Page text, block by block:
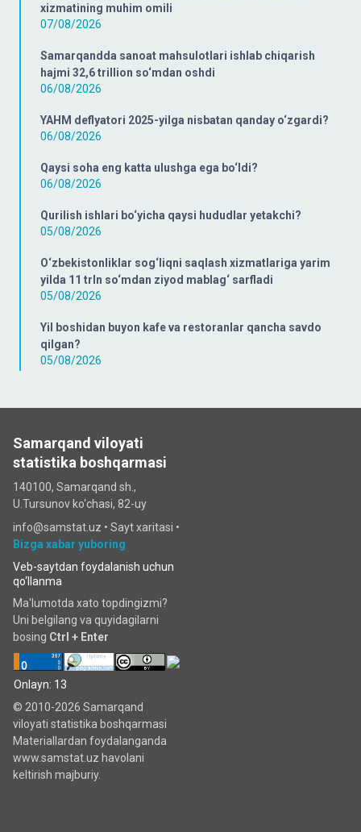
xizmatining muhim omili
07/08/2026
Samarqandda sanoat mahsulotlari ishlab chiqarish
hajmi 32,6 trillion so‘mdan oshdi
06/08/2026
YAHM deflyatori 2025-yilga nisbatan qanday o‘zgardi?
06/08/2026
Qaysi soha eng katta ulushga ega bo‘ldi?
06/08/2026
Qurilish ishlari bo‘yicha qaysi hududlar yetakchi?
05/08/2026
O‘zbekistonliklar sog‘liqni saqlash xizmatlariga yarim
yilda 11 trln so‘mdan ziyod mablag‘ sarfladi
05/08/2026
Yil boshidan buyon kafe va restoranlar qancha savdo
qilgan?
05/08/2026
Samarqand viloyati
statistika boshqarmasi
140100, Samarqand sh.,
U.Tursunov ko‘chаsi, 82-uy
info@samstat.uz • Sayt xaritasi •
Bizga xabar yuboring
Veb-saytdan foydalanish uchun
qo‘llanma
Ma'lumotda xato topdingizmi?
Uni belgilang va quyidagilarni
bosing Ctrl + Enter
Onlayn: 13
© 2010-2026 Samarqand
viloyati statistika boshqarmasi
Materiallardan foydalanganda
www.samstat.uz havolani
keltirish majburiy.